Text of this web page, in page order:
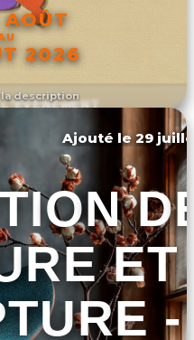
description
2026
Ajouté le 29
ET
-